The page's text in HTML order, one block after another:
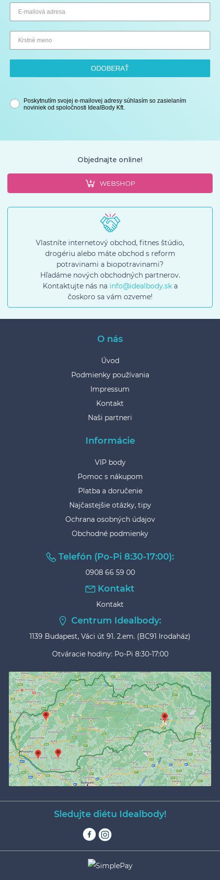
ODOBERAŤ
Poskytnutím svojej e-mailovej adresy súhlasím so zasielaním
noviniek od spoločnosti IdealBody Kft.
Objednajte online!
WEBSHOP
Vlastníte internetový obchod, fitnes štúdio,
drogériu alebo máte obchod s reform
potravinami a biopotravinami?
Hľadáme nových obchodných partnerov.
Kontaktujte nás na info@idealbody.ska
čoskoro sa vám ozveme!
O nás
Úvod
Podmienky používania
Impressum
Kontakt
Naši partneri
Informácie
VIP body
Pomoc s nákupom
Platba a doručenie
Najčastejšie otázky, tipy
Ochrana osobných údajov
Obchodné podmienky
Telefón (Po-Pi 8:30-17:00):
0908 66 59 00
Kontakt
Kontakt
Centrum Idealbody:
1139 Budapest, Váci út 91. 2.em. (BC91 Irodaház)
Otváracie hodiny: Po-Pi 8:30-17:00
Sledujte diétu Idealbody!